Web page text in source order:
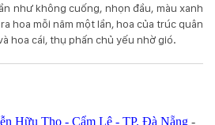
như không cuống, nhọn đầu, màu xanh
hoa mỗi năm một lần, hoa của trúc quân
hoa cái, thụ phấn chủ yếu nhờ gió.
Hữu Thọ - Cẩm Lệ - TP. Đà Nẵng -